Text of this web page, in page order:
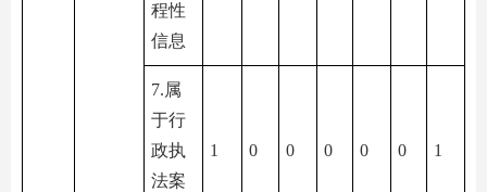
程性
信息
7.属
于行
政执
法案
1 0 0 0 0 0 1